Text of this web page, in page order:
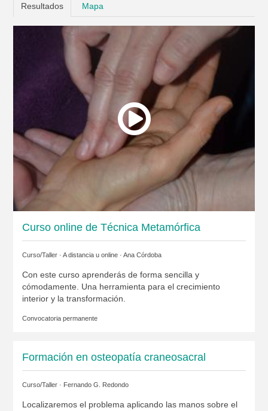
Resultados Mapa
Curso online de Técnica Metamórfica
Curso/Taller · A distancia u online · Ana Córdoba
Con este curso aprenderás de forma sencilla y
cómodamente. Una herramienta para el crecimiento
interior y la transformación.
Convocatoria permanente
Formación en osteopatía craneosacral
Curso/Taller · Fernando G. Redondo
Localizaremos el problema aplicando las manos sobre el